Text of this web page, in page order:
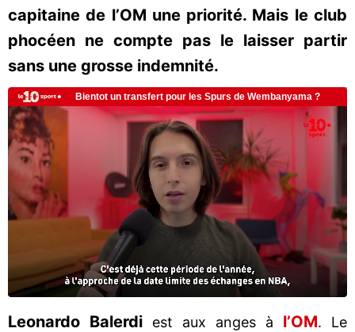
capitaine de l’OM une priorité. Mais le club
phocéen ne compte pas le laisser partir
sans une grosse indemnité.
Leonardo Balerdi est aux anges à l’OM. Le